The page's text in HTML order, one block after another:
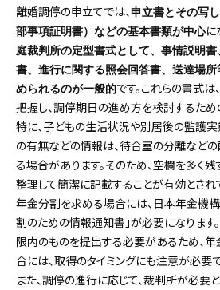
離婚調停の申立てでは、申立書とその写
部事項証明書）などの基本書類が中心に
庭裁判所の定型書式として、事情説明
書、進行に関する照会回答書、送達場
められるのが一般的です。これらの書式
把握し、調停期日の進め方を検討するため
特に、子どもの生活状況や別居後の監護実
の有無などの情報は、待合室の分離など
る場合があります。そのため、空欄を多く
整理して簡潔に記載することが有効とされ
年金分割を求める場合には、日本年金機
割のための情報通知書」が必要になりま
限内のものを提出する必要があるため、
合には、取得のタイミングにも注意が必要で
また、調停の進行に応じて、裁判所が必要